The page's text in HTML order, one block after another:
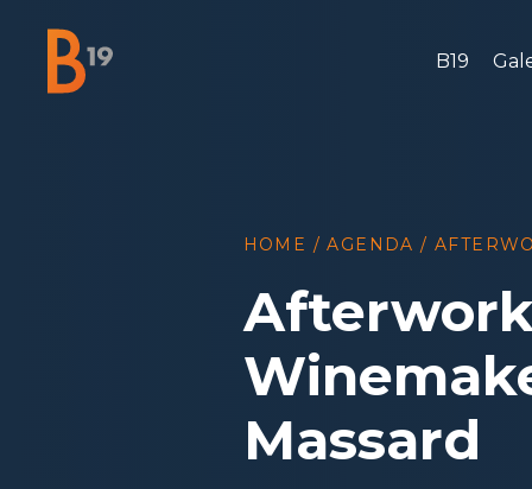
National Business Club & Networking
B19
HOME /AGENDA /
Massard